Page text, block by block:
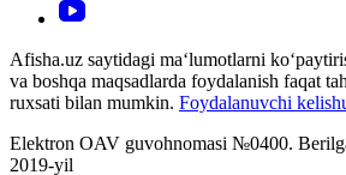
Afisha.uz saytidagi ma‘lumotlarni
va boshqa maqsadlarda foydalanish faqat
ruxsati bilan mumkin. Foydalanuvchi
Elektron OAV guvohnomasi №0400.
2019-yil